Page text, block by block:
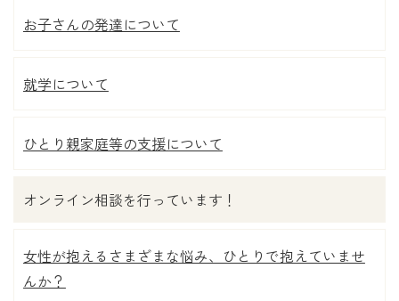
お子さんの発達について
就学について
ひとり親家庭等の支援について
オンライン相談を行っています！
女性が抱えるさまざまな悩み、ひとりで抱えていませ
んか？